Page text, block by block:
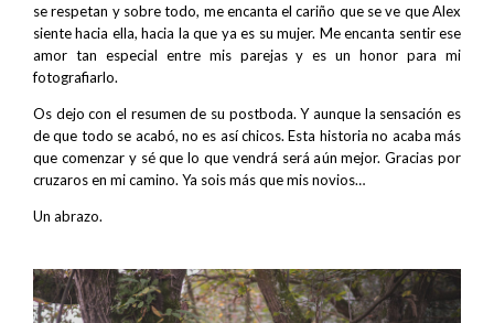
se respetan y sobre todo, me encanta el cariño que se ve que Alex
siente hacia ella, hacia la que ya es su mujer. Me encanta sentir ese
amor tan especial entre mis parejas y es un honor para mi
fotografiarlo.
Os dejo con el resumen de su postboda. Y aunque la sensación es
de que todo se acabó, no es así chicos. Esta historia no acaba más
que comenzar y sé que lo que vendrá será aún mejor. Gracias por
cruzaros en mi camino. Ya sois más que mis novios…
Un abrazo.